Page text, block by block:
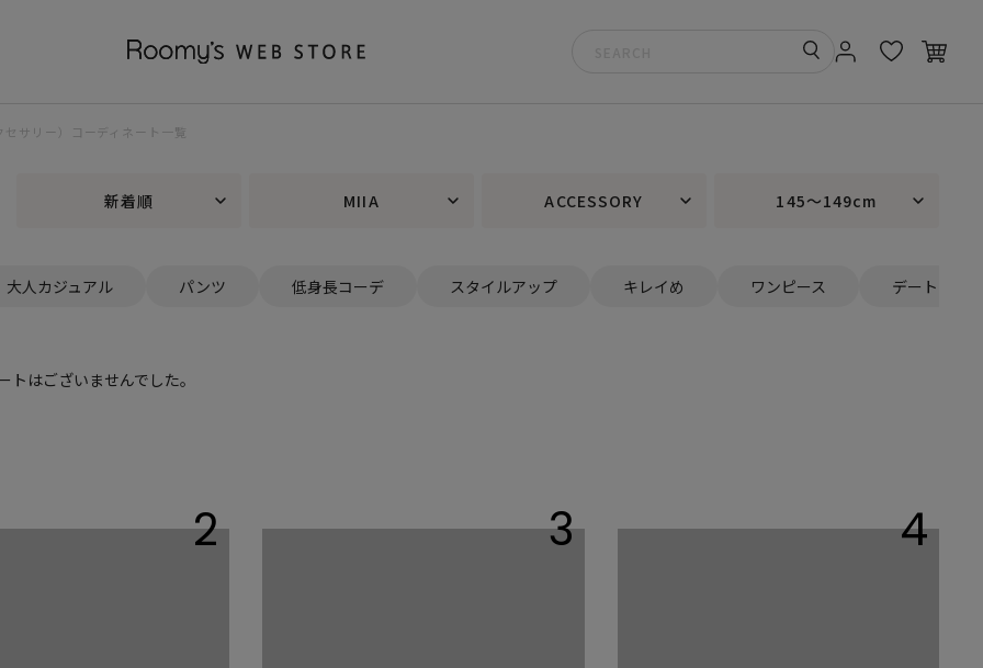
セサリー）コーディネート一覧
新着順 MIIA ACCESSORY 145～149cm
大人カジュアル パンツ 低身長コーデ スタイルアップ キレイめ ワンピース デート
はございませんでした。
2 3 4